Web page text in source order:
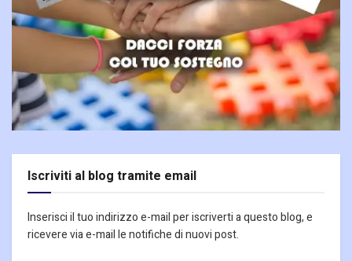
Iscriviti al blog tramite email
Inserisci il tuo indirizzo e-mail per iscriverti a questo blog, e
ricevere via e-mail le notifiche di nuovi post.